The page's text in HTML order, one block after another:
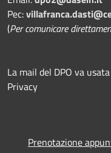
Pec:
(Per comunicare
La mail del DPO va
Privacy
Prenotazione